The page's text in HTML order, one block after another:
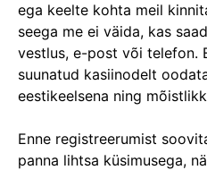
ega keelte kohta meil
seega me ei väida, kas
vestlus, e-post või telefon.
suunatud kasiinodelt
eestikeelsena ning
Enne registreerumist
panna lihtsa küsimusega,